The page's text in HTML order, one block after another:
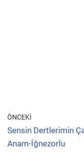
ÖNCEKI
Sensin Dertlerimin
Anam-İğnezorlu